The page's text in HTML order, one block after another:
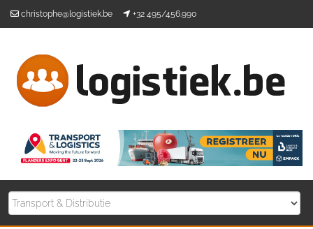
christophe@logistiek.be +32 495/456.990